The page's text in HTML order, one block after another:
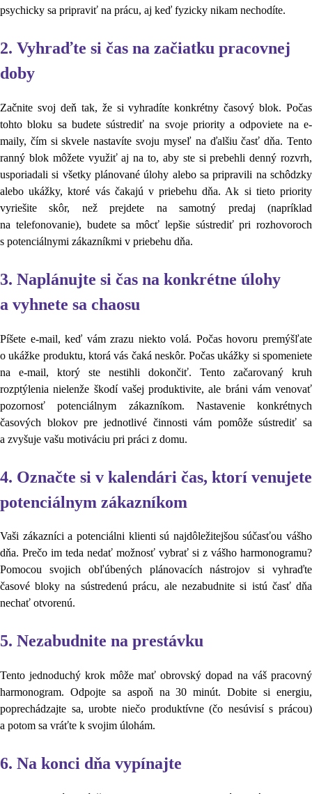
psychicky sa pripraviť na prácu, aj keď fyzicky nikam nechodíte.
2. Vyhraďte si čas na začiatku pracovnej
doby
Začnite svoj deň tak, že si vyhradíte konkrétny časový blok. Počas
tohto bloku sa budete sústrediť na svoje priority a odpoviete na e-
maily, čím si skvele nastavíte svoju myseľ na ďalšiu časť dňa. Tento
ranný blok môžete využiť aj na to, aby ste si prebehli denný rozvrh,
usporiadali si všetky plánované úlohy alebo sa pripravili na schôdzky
alebo ukážky, ktoré vás čakajú v priebehu dňa. Ak si tieto priority
vyriešite skôr, než prejdete na samotný predaj (napríklad
na telefonovanie), budete sa môcť lepšie sústrediť pri rozhovoroch
s potenciálnymi zákazníkmi v priebehu dňa.
3. Naplánujte si čas na konkrétne úlohy
a vyhnete sa chaosu
Píšete e-mail, keď vám zrazu niekto volá. Počas hovoru premýšľate
o ukážke produktu, ktorá vás čaká neskôr. Počas ukážky si spomeniete
na e-mail, ktorý ste nestihli dokončiť. Tento začarovaný kruh
rozptýlenia nielenže škodí vašej produktivite, ale bráni vám venovať
pozornosť potenciálnym zákazníkom. Nastavenie konkrétnych
časových blokov pre jednotlivé činnosti vám pomôže sústrediť sa
a zvyšuje vašu motiváciu pri práci z domu.
4. Označte si v kalendári čas, ktorí venujete
potenciálnym zákazníkom
Vaši zákazníci a potenciálni klienti sú najdôležitejšou súčasťou vášho
dňa. Prečo im teda nedať možnosť vybrať si z vášho harmonogramu?
Pomocou svojich obľúbených plánovacích nástrojov si vyhraďte
časové bloky na sústredenú prácu, ale nezabudnite si istú časť dňa
nechať otvorenú.
5. Nezabudnite na prestávku
Tento jednoduchý krok môže mať obrovský dopad na váš pracovný
harmonogram. Odpojte sa aspoň na 30 minút. Dobite si energiu,
poprechádzajte sa, urobte niečo produktívne (čo nesúvisí s prácou)
a potom sa vráťte k svojim úlohám.
6. Na konci dňa vypínajte